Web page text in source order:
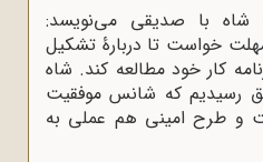
شاه با صدیقی می‌نویسد:
خواست تا دربارۀ تشکیل
کار خود مطالعه کند. شاه
رسیدیم که شانس موفقیت
طرح امینی هم عملی به